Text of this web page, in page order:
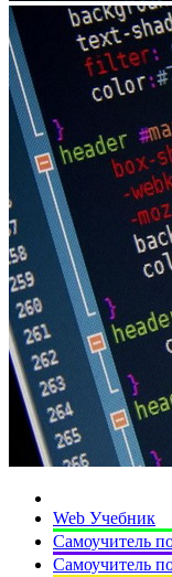
Web Учебник
Самоучитель
Самоучитель